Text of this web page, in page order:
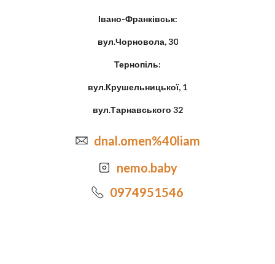
Івано-Франківськ:
вул.Чорновола, 30
Тернопіль:
вул.Крушельницької, 1
вул.Тарнавського 32
dnal.omen%40liam
nemo.baby
0974951546